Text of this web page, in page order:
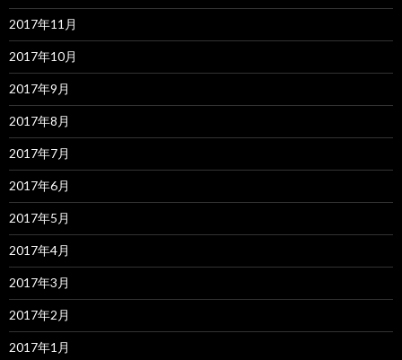
2017年11月
2017年10月
2017年9月
2017年8月
2017年7月
2017年6月
2017年5月
2017年4月
2017年3月
2017年2月
2017年1月